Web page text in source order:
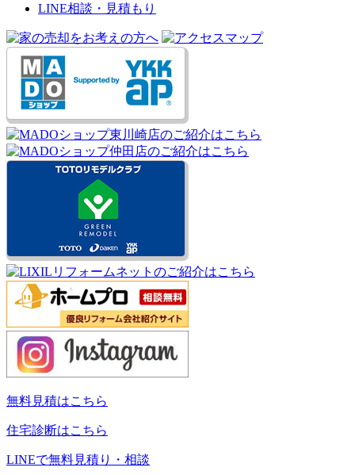
LINE相談・見積もり
無料見積はこちら
住宅診断はこちら
LINEで無料見積り・相談